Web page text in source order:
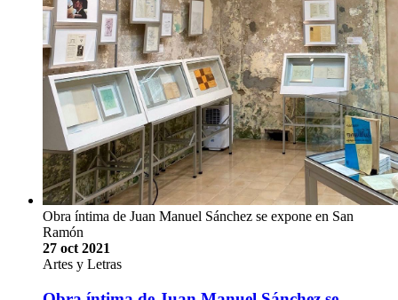
Obra íntima de Juan Manuel Sánchez se expone en San
Ramón
27 oct 2021
Artes y Letras